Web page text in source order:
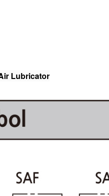
Lubricator